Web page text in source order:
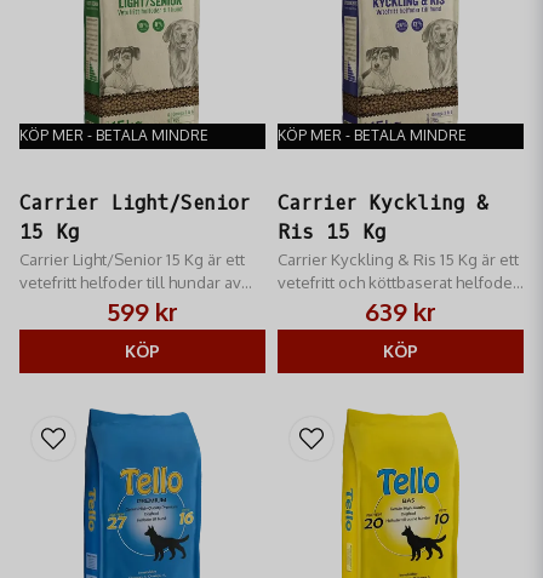
KÖP MER - BETALA MINDRE
Carrier Light/Senior
15 Kg
Carrier Light/Senior 15 Kg är ett
vetefritt helfoder till hundar av
alla raser med normal till låg
aktivitetsnivå.
599 kr
KÖP
KÖP MER - BETALA MINDRE
Carrier Kyckling &
Ris 15 Kg
Carrier Kyckling & Ris 15 Kg är ett
vetefritt och köttbaserat helfoder
till normalt aktiva hundar av alla
raser
639 kr
KÖP